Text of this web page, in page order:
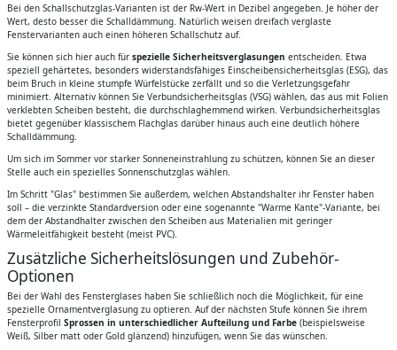
Bei den Schallschutzglas-Varianten ist der Rw-Wert in Dezibel angegeben. Je höher der
Wert, desto besser die Schalldämmung. Natürlich weisen dreifach verglaste
Fenstervarianten auch einen höheren Schallschutz auf.
Sie können sich hier auch für spezielle Sicherheitsverglasungen entscheiden. Etwa
speziell gehärtetes, besonders widerstandsfähiges Einscheibensicherheitsglas (ESG), das
beim Bruch in kleine stumpfe Würfelstücke zerfällt und so die Verletzungsgefahr
minimiert. Alternativ können Sie Verbundsicherheitsglas (VSG) wählen, das aus mit Folien
verklebten Scheiben besteht, die durchschlaghemmend wirken. Verbundsicherheitsglas
bietet gegenüber klassischem Flachglas darüber hinaus auch eine deutlich höhere
Schalldämmung.
Um sich im Sommer vor starker Sonneneinstrahlung zu schützen, können Sie an dieser
Stelle auch ein spezielles Sonnenschutzglas wählen.
Im Schritt "Glas" bestimmen Sie außerdem, welchen Abstandshalter ihr Fenster haben
soll – die verzinkte Standardversion oder eine sogenannte "Warme Kante"-Variante, bei
dem der Abstandhalter zwischen den Scheiben aus Materialien mit geringer
Wärmeleitfähigkeit besteht (meist PVC).
Zusätzliche Sicherheitslösungen und Zubehör-
Optionen
Bei der Wahl des Fensterglases haben Sie schließlich noch die Möglichkeit, für eine
spezielle Ornamentverglasung zu optieren. Auf der nächsten Stufe können Sie ihrem
Fensterprofil Sprossen in unterschiedlicher Aufteilung und Farbe(beispielsweise
Weiß, Silber matt oder Gold glänzend) hinzufügen, wenn Sie das wünschen.